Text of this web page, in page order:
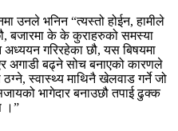
उनले भनिन “त्यस्तो होईन, हामीले
बजारमा के के कुराहरुको समस्या
गरिरहेका छौ, यस बिषयमा
अगाडी बढ्ने सोच बनाएको कारणले
ठग्ने, स्वास्थ्य माथिनै खेलवाड गर्ने जो
भागेदार बनाउछौ तपाई ढुक्क
।”